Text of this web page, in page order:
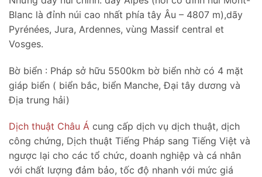
Blanc là đỉnh núi cao nhất phía tây Âu – 4807 m),dãy
Pyrénées, Jura, Ardennes, vùng Massif central et
Vosges.
Bờ biển : Pháp sở hữu 5500km bờ biển nhờ có 4 mặt
giáp biển ( biển bắc, biển Manche, Đại tây dương và
Địa trung hải)
Dịch thuật Châu Á cung cấp dịch vụ dịch thuật, dịch
công chứng, Dịch thuật Tiếng Pháp sang Tiếng Việt và
ngược lại cho các tổ chức, doanh nghiệp và cá nhân
với chất lượng đảm bảo, tốc độ nhanh với mức giá